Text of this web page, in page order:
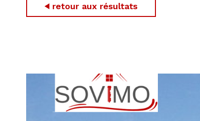
retour aux résultats